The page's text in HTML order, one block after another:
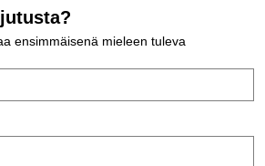
ensimmäisenä mieleen tuleva